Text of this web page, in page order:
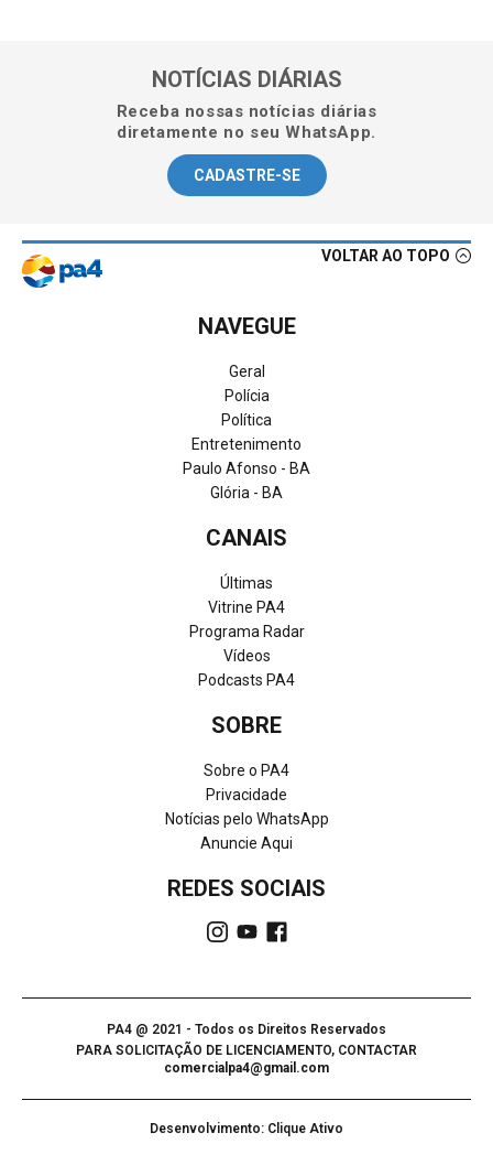
NOTÍCIAS DIÁRIAS
Receba nossas notícias diárias
diretamente no seu WhatsApp.
CADASTRE-SE
VOLTAR AO TOPO
NAVEGUE
Geral
Polícia
Política
Entretenimento
Paulo Afonso - BA
Glória - BA
CANAIS
Últimas
Vitrine PA4
Programa Radar
Vídeos
Podcasts PA4
SOBRE
Sobre o PA4
Privacidade
Notícias pelo WhatsApp
Anuncie Aqui
REDES SOCIAIS
PA4 @ 2021 - Todos os Direitos Reservados
PARA SOLICITAÇÃO DE LICENCIAMENTO, CONTACTAR
comercialpa4@gmail.com
Desenvolvimento: Clique Ativo